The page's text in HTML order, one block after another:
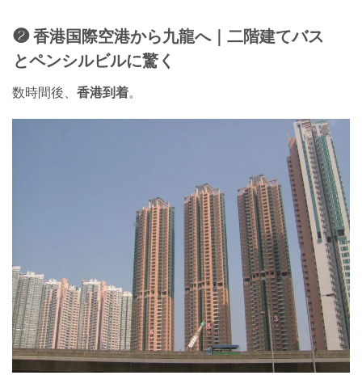
❷ 香港国際空港から九龍へ｜二階建てバス
とペンシルビルに驚く
数時間後、 香港到着。